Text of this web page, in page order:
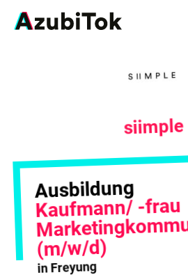
siimple
Ausbildung
Kaufmann/ -frau
(m/w/d)
in Freyung